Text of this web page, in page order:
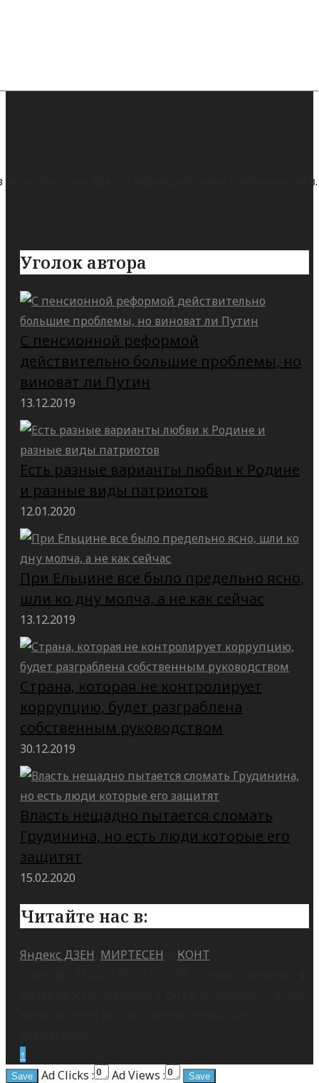
этом браузере для последующих моих комментариев.
Уголок автора
С пенсионной реформой
действительно большие проблемы, но
виноват ли Путин
13.12.2019
Есть разные варианты любви к Родине
и разные виды патриотов
12.01.2020
При Ельцине все было предельно ясно,
шли ко дну молча, а не как сейчас
13.12.2019
Страна, которая не контролирует
коррупцию, будет разграблена
собственным руководством
30.12.2019
Власть нещадно пытается сломать
Грудинина, но есть люди которые его
защитят
15.02.2020
Читайте нас в:
Яндекс ДЗЕН МИРТЕСЕН
КОНТ
↑
Ad Clicks :
Ad Views :